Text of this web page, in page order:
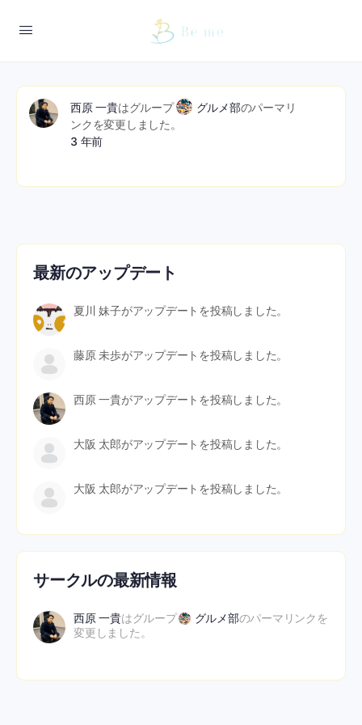
西原 一貴はグループ グルメ部のパーマリ
ンクを変更しました。
3 年前
最新のアップデート
夏川 妹子がアップデートを投稿しました。
藤原 未歩がアップデートを投稿しました。
西原 一貴がアップデートを投稿しました。
大阪 太郎がアップデートを投稿しました。
大阪 太郎がアップデートを投稿しました。
サークルの最新情報
西原 一貴はグループ グルメ部のパーマリンクを
変更しました。